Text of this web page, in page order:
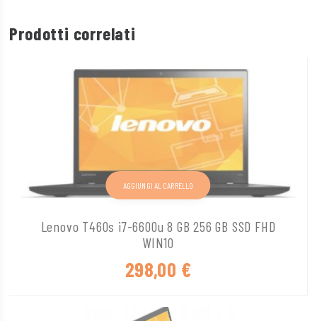
Prodotti correlati
Lenovo T460s i7-6600u 8 GB 256 GB SSD FHD
WIN10
298,00 €
AGGIUNGI AL CARRELLO